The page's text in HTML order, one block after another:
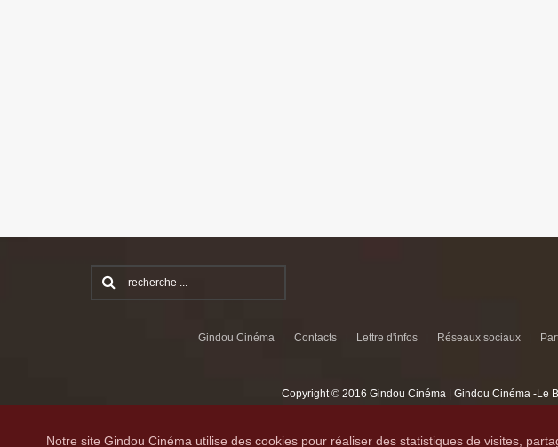
Gindou Cinéma Contacts Lettre d'infos Réseaux sociaux
Copyright © 2016 Gindou Cinéma | Gindou Cinéma -Le
Notre site Gindou Cinéma utilise des cookies pour réaliser des statistiques de visites,